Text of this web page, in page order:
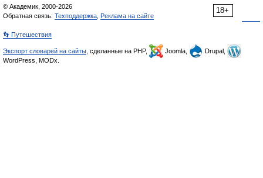
18+
© Академик, 2000-2026
Обратная связь: Техподдержка Реклама на сайте
👣 Путешествия
Экспорт словарей на сайты , сделанные на PHP, Joomla,
Drupal,
WordPress, MODx.